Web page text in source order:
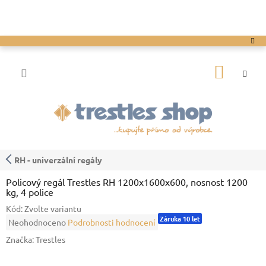
RH - univerzální regály
Policový regál Trestles RH 1200x1600x600, nosnost 1200
kg, 4 police
Kód:Zvolte variantu
Průměrné
produktu
Neohodnoceno Podrobnosti hodnocení Záruka 10 let
Značka:Trestles